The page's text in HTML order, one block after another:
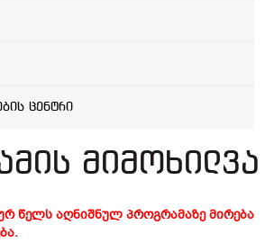
ცენტრი
მიმოხილვა
წელს აღნიშნულ პროგრამაზე მირება